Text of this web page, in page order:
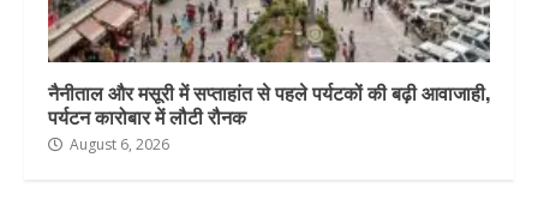
नैनीताल और मसूरी में सप्ताहांत से पहले पर्यटकों की बढ़ी आवाजाही,
पर्यटन कारोबार में लौटी रौनक
August 6, 2026